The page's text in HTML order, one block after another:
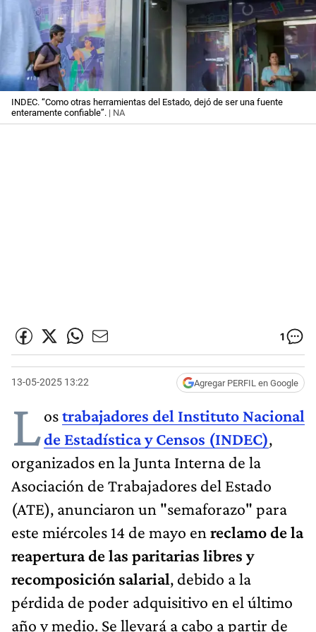
INDEC. “Como otras herramientas del Estado, dejó de ser una fuente
enteramente confiable”. | NA
1
13-05-2025 13:22 Agregar PERFIL en Google
Lostrabajadores del Instituto Nacional
de Estadística y Censos (INDEC),
organizados en la Junta Interna de la
Asociación de Trabajadores del Estado
(ATE), anunciaron un "semaforazo" para
este miércoles 14 de mayo en reclamo de la
reapertura de las paritarias libres y
recomposición salarial, debido a la
pérdida de poder adquisitivo en el último
año y medio. Se llevará a cabo a partir de